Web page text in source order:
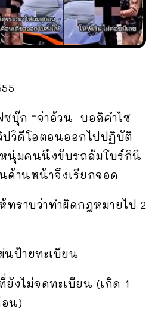
ซบุ๊ก “จ่าอ้วน บอลิคำไซ
ปวิดีโอตอนออกไปปฏิบัติ
นุ่มคนนึงขับรถลัมโบร์กินี
ด้านหน้าจึงเรียกจอด
ราบว่าทำผิดกฎหมายไป 2
นป้ายทะเบียน
งไม่จดทะเบียน (เกิด 1
อน)